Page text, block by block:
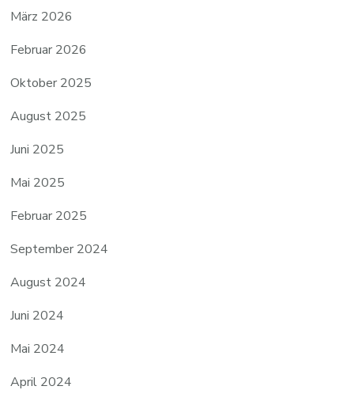
März 2026
Februar 2026
Oktober 2025
August 2025
Juni 2025
Mai 2025
Februar 2025
September 2024
August 2024
Juni 2024
Mai 2024
April 2024